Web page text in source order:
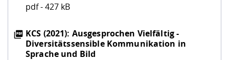
pdf - 427 kB
KCS (2021): Ausgesprochen Vielfältig -
Diversitätssensible Kommunikation in
Sprache und Bild